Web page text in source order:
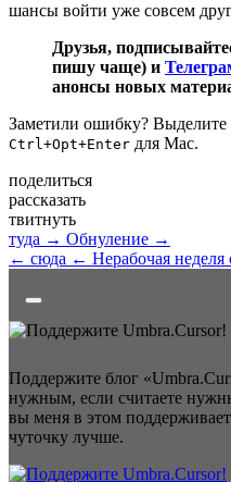
шансы войти уже совсем
Друзья,
пишу чаще) и
анонсы новых
Заметили ошибку? Выделите
Ctrl+Opt+Enter для Mac.
поделиться
рассказать
твитнуть
туда → Обнуление →
← сюда ← Нерабочая неделя
Поддержите блог
нужным, если считаете
вы меня в этом
чуточку лучше.